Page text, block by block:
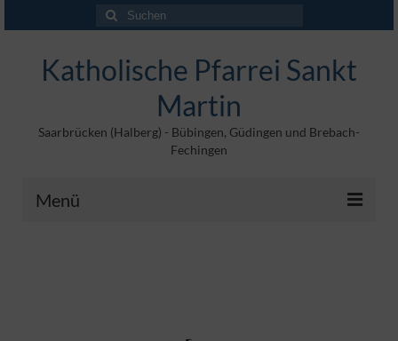
Suchen
nach:
Katholische Pfarrei Sankt
Martin
Saarbrücken (Halberg) - Bübingen, Güdingen und Brebach-
Fechingen
Menü